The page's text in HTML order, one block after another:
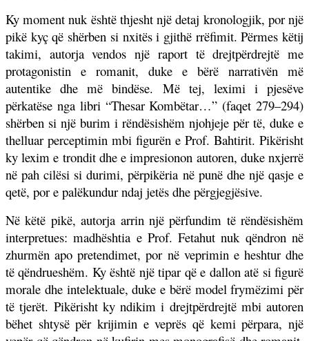
Ky moment nuk është thjesht një detaj kronologjik, por një
pikë kyç që shërben si nxitës i gjithë rrëfimit. Përmes këtij
takimi, autorja vendos një raport të drejtpërdrejtë me
protagonistin e romanit, duke e bërë narrativën më
autentike dhe më bindëse. Më tej, leximi i pjesëve
përkatëse nga libri “Thesar Kombëtar…” (faqet 279–294)
shërben si një burim i rëndësishëm njohjeje për të, duke e
thelluar perceptimin mbi figurën e Prof. Bahtirit. Pikërisht
ky lexim e trondit dhe e impresionon autoren, duke nxjerrë
në pah cilësi si durimi, përpikëria në punë dhe një qasje e
qetë, por e palëkundur ndaj jetës dhe përgjegjësive.
Në këtë pikë, autorja arrin një përfundim të rëndësishëm
interpretues: madhështia e Prof. Fetahut nuk qëndron në
zhurmën apo pretendimet, por në veprimin e heshtur dhe
të qëndrueshëm. Ky është një tipar që e dallon atë si figurë
morale dhe intelektuale, duke e bërë model frymëzimi për
të tjerët. Pikërisht ky ndikim i drejtpërdrejtë mbi autoren
bëhet shtysë për krijimin e veprës që kemi përpara, një